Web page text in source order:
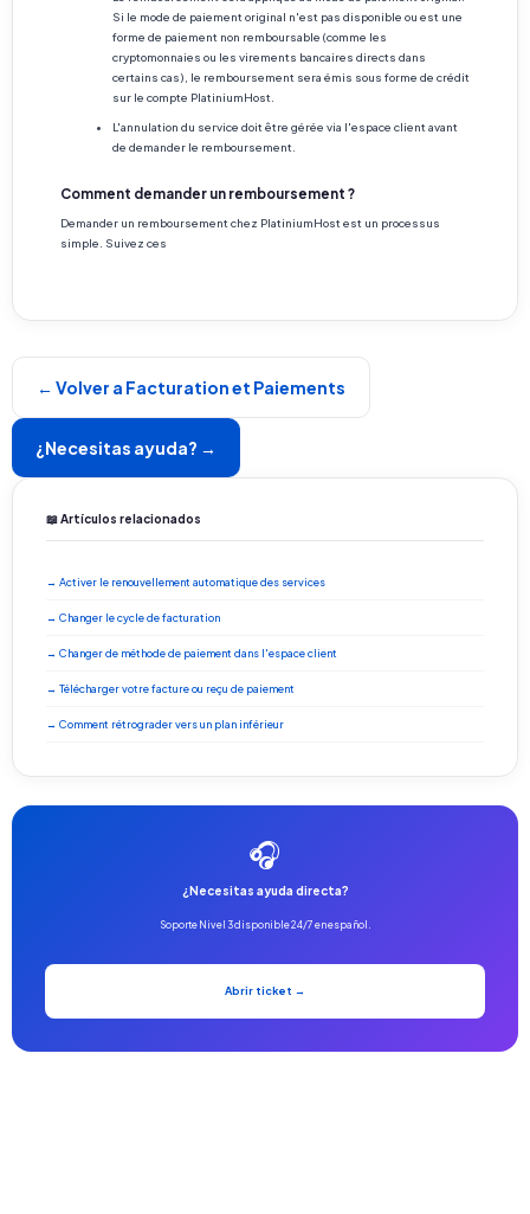
Si le mode de paiement original n'est pas disponible ou est une
forme de paiement non remboursable (comme les
cryptomonnaies ou les virements bancaires directs dans
certains cas), le remboursement sera émis sous forme de crédit
sur le compte PlatiniumHost.
L'annulation du service doit être gérée via l'espace client avant
de demander le remboursement.
Comment demander un remboursement ?
Demander un remboursement chez PlatiniumHost est un processus
simple. Suivez ces
← Volver a Facturation et Paiements
¿Necesitas ayuda? →
📖 Artículos relacionados
→ Activer le renouvellement automatique des services
→ Changer le cycle de facturation
→ Changer de méthode de paiement dans l'espace client
→ Télécharger votre facture ou reçu de paiement
→ Comment rétrograder vers un plan inférieur
🎧
¿Necesitas ayuda directa?
Soporte Nivel 3 disponible 24/7 en español.
Abrir ticket →